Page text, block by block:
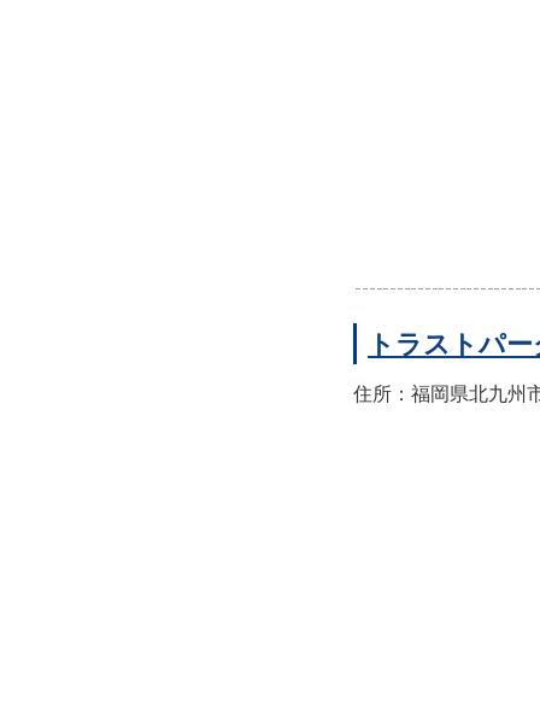
トラストパ
住所：福岡県北九州